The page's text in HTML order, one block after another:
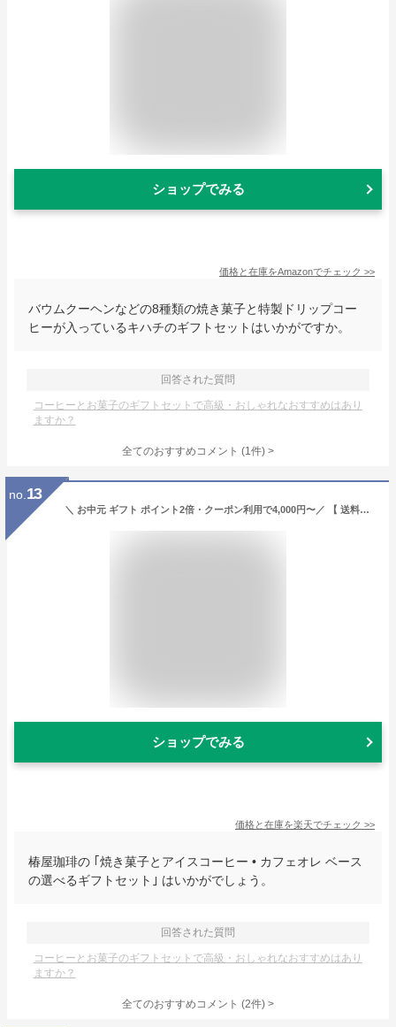
ショップでみる
価格と在庫をAmazonでチェック >>
バウムクーヘンなどの8種類の焼き菓子と特製ドリップコー
ヒーが入っているキハチのギフトセットはいかがですか。
回答された質問
コーヒーとお菓子のギフトセットで高級・おしゃれなおすすめはあり
ますか？
全てのおすすめコメント (1件) >
no. 13
＼ お中元 ギフト ポイント2倍・クーポン利用で4,000円〜／ 【 送料無料 】焼き菓子 と アイスコーヒー ・ カフェオレ ベース 選べる ギフト コーヒー お菓子 スイーツ プレゼント 高級 贈り物 コーヒー お中元ギフト 御中元 2026
ショップでみる
価格と在庫を楽天でチェック >>
椿屋珈琲の ｢焼き菓子とアイスコーヒー • カフェオレ ベース
の選べるギフトセット｣ はいかがでしょう。
回答された質問
コーヒーとお菓子のギフトセットで高級・おしゃれなおすすめはあり
ますか？
全てのおすすめコメント (2件) >